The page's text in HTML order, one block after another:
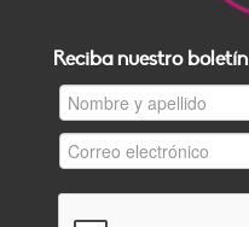
Reciba nuestro boletín